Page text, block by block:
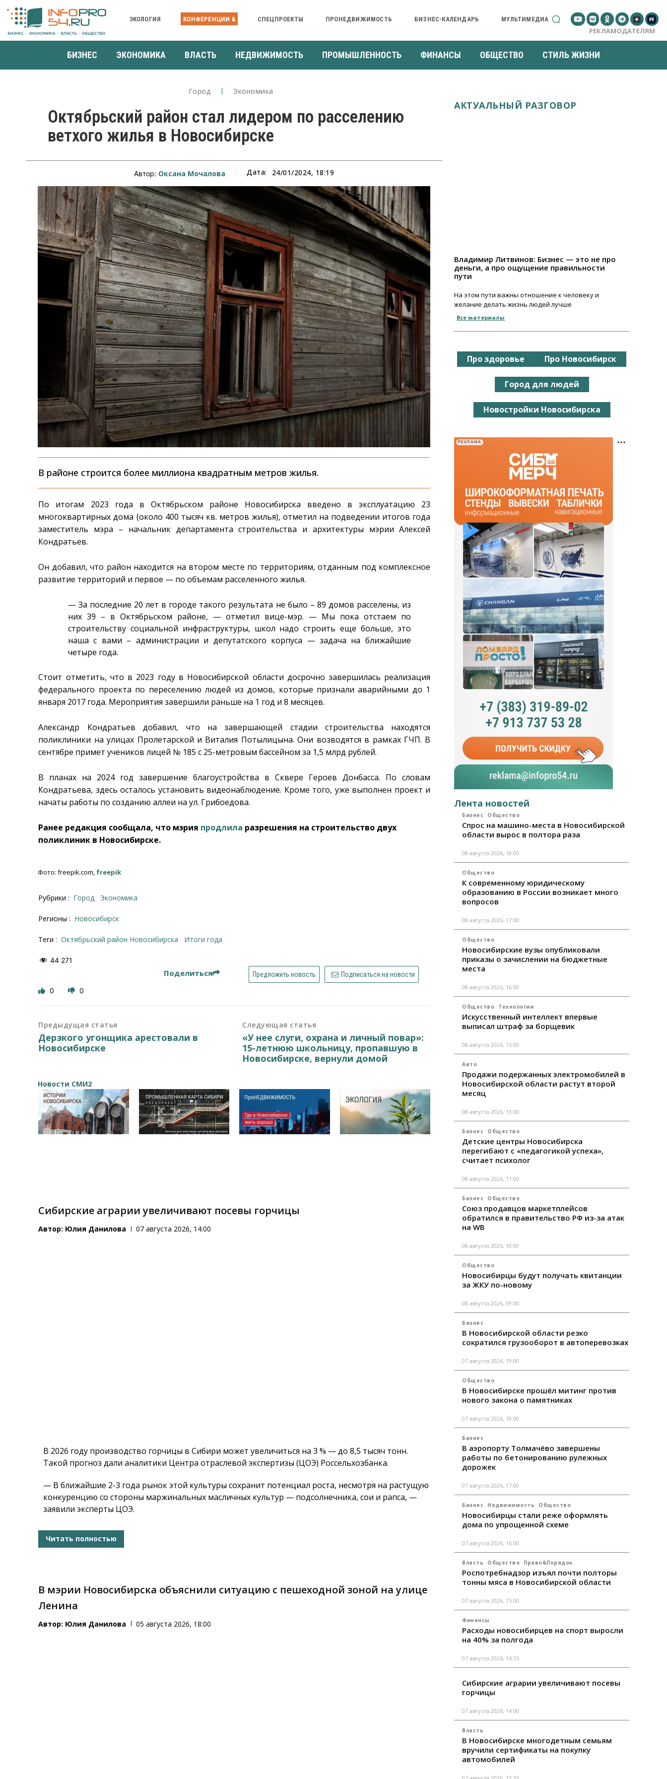
ЭКОЛОГИЯ КОНФЕРЕНЦИИ & СПЕЦПРОЕКТЫ ПРОНЕДВИЖИМОСТЬ БИЗНЕС-КАЛЕНДАРЬ МУЛЬТИМЕДИА
РЕКЛАМОДАТЕЛЯМ
БИЗНЕС ЭКОНОМИКА ВЛАСТЬ НЕДВИЖИМОСТЬ ПРОМЫШЛЕННОСТЬ ФИНАНСЫ ОБЩЕСТВО СТИЛЬ ЖИЗНИ
Город Экономика
Октябрьский район стал лидером по расселению
ветхого жилья в Новосибирске
Автор: Оксана Мочалова Дата: 24/01/2024, 18:19
В районе строится более миллиона квадратным метров жилья.
По итогам 2023 года в Октябрьском районе Новосибирска введено в эксплуатацию 23
многоквартирных дома (около 400 тысяч кв. метров жилья), отметил на подведении итогов года
заместитель мэра – начальник департамента строительства и архитектуры мэрии Алексей
Кондратьев.
Он добавил, что район находится на втором месте по территориям, отданным под комплексное
развитие территорий и первое — по объемам расселенного жилья.
— За последние 20 лет в городе такого результата не было – 89 домов расселены, из
них 39 – в Октябрьском районе, — отметил вице-мэр. — Мы пока отстаем по
строительству социальной инфраструктуры, школ надо строить еще больше, это
наша с вами – администрации и депутатского корпуса — задача на ближайшие
четыре года.
Стоит отметить, что в 2023 году в Новосибирской области досрочно завершилась реализация
федерального проекта по переселению людей из домов, которые признали аварийными до 1
января 2017 года. Мероприятия завершили раньше на 1 год и 8 месяцев.
Александр Кондратьев добавил, что на завершающей стадии строительства находятся
поликлиники на улицах Пролетарской и Виталия Потылицына. Они возводятся в рамках ГЧП. В
сентябре примет учеников лицей № 185 с 25-метровым бассейном за 1,5 млрд рублей.
В планах на 2024 год завершение благоустройства в Сквере Героев Донбасса. По словам
Кондратьева, здесь осталось установить видеонаблюдение. Кроме того, уже выполнен проект и
начаты работы по созданию аллеи на ул. Грибоедова.
Ранее редакция сообщала, что мэрия продлила разрешения на строительство двух
поликлиник в Новосибирске.
Фото: freepik.com, freepik
Рубрики : Город Экономика
Регионы : Новосибирск
Теги : Октябрьский район Новосибирска итоги года
44 271
Поделиться Предложить новость Подписаться на новости
0 0
Предыдущая статья
Дерзкого угонщика арестовали в
Новосибирске
Следующая статья
«У нее слуги, охрана и личный повар»:
15-летнюю школьницу, пропавшую в
Новосибирске, вернули домой
Новости СМИ2
Сибирские аграрии увеличивают посевы горчицы
Автор: Юлия Данилова 07 августа 2026, 14:00
В 2026 году производство горчицы в Сибири может увеличиться на 3 % — до 8,5 тысяч тонн.
Такой прогноз дали аналитики Центра отраслевой экспертизы (ЦОЭ) Россельхозбанка.
— В ближайшие 2-3 года рынок этой культуры сохранит потенциал роста, несмотря на растущую
конкуренцию со стороны маржинальных масличных культур — подсолнечника, сои и рапса, —
заявили эксперты ЦОЭ.
Читать полностью
В мэрии Новосибирска объяснили ситуацию с пешеходной зоной на улице
Ленина
Автор: Юлия Данилова 05 августа 2026, 18:00
АКТУАЛЬНЫЙ РАЗГОВОР
Владимир Литвинов: Бизнес — это не про
деньги, а про ощущение правильности
пути
На этом пути важны отношение к человеку и
желание делать жизнь людей лучше
Все материалы
Про здоровье Про Новосибирск
Город для людей
Новостройки Новосибирска
РЕКЛАМА
Лента новостей
Бизнес Общество
Спрос на машино-места в Новосибирской
области вырос в полтора раза
08 августа 2026, 18:00
Общество
К современному юридическому
образованию в России возникает много
вопросов
08 августа 2026, 17:00
Общество
Новосибирские вузы опубликовали
приказы о зачислении на бюджетные
места
08 августа 2026, 16:00
Общество Технологии
Искусственный интеллект впервые
выписал штраф за борщевик
08 августа 2026, 15:00
Авто
Продажи подержанных электромобилей в
Новосибирской области растут второй
месяц
08 августа 2026, 13:00
Бизнес Общество
Детские центры Новосибирска
перегибают с «педагогикой успеха»,
считает психолог
08 августа 2026, 11:00
Бизнес Общество
Союз продавцов маркетплейсов
обратился в правительство РФ из-за атак
на WB
08 августа 2026, 10:00
Общество
Новосибирцы будут получать квитанции
за ЖКУ по-новому
08 августа 2026, 09:00
Бизнес
В Новосибирской области резко
сократился грузооборот в автоперевозках
07 августа 2026, 19:00
Общество
В Новосибирске прошёл митинг против
нового закона о памятниках
07 августа 2026, 18:00
Бизнес
В аэропорту Толмачёво завершены
работы по бетонированию рулежных
дорожек
07 августа 2026, 17:00
Бизнес Недвижимость Общество
Новосибирцы стали реже оформлять
дома по упрощенной схеме
07 августа 2026, 16:00
Власть Общество Право&Порядок
Роспотребнадзор изъял почти полторы
тонны мяса в Новосибирской области
07 августа 2026, 15:00
Финансы
Расходы новосибирцев на спорт выросли
на 40% за полгода
07 августа 2026, 14:35
Сибирские аграрии увеличивают посевы
горчицы
07 августа 2026, 14:00
Власть
В Новосибирске многодетным семьям
вручили сертификаты на покупку
автомобилей